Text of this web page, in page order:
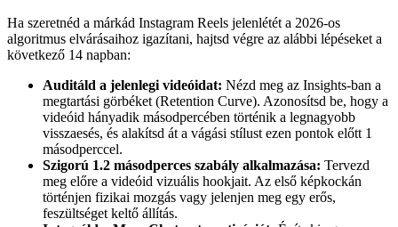
Ha szeretnéd a márkád Instagram Reels jelenlétét a 2026-os
algoritmus elvárásaihoz igazítani, hajtsd végre az alábbi lépéseket a
következő 14 napban:
Auditáld a jelenlegi videóidat: Nézd meg az Insights-ban a
megtartási görbéket (Retention Curve). Azonosítsd be, hogy a
videóid hányadik másodpercében történik a legnagyobb
visszaesés, és alakítsd át a vágási stílust ezen pontok előtt 1
másodperccel.
Szigorú 1.2 másodperces szabály alkalmazása: Tervezd
meg előre a videóid vizuális hookjait. Az első képkockán
történjen fizikai mozgás vagy jelenjen meg egy erős,
feszültséget keltő állítás.